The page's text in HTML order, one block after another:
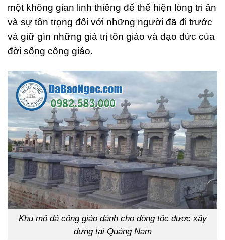
một không gian linh thiêng để thể hiện lòng tri ân
và sự tôn trọng đối với những người đã đi trước
và giữ gìn những giá trị tôn giáo và đạo đức của
đời sống công giáo.
Khu mộ đá công giáo dành cho dòng tộc được xây
dựng tại Quảng Nam